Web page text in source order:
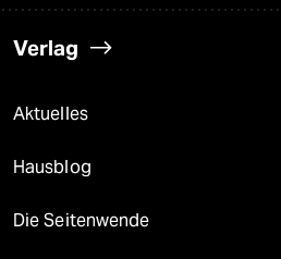
Verlag
Aktuelles
Hausblog
Die Seitenwende